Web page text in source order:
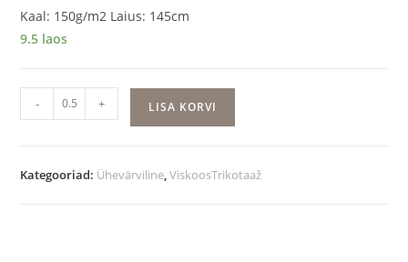
Kaal: 150g/m2 Laius: 145cm
9.5 laos
Helepruun
viskoos
- + LISA KORVI
Kategooriad: Ühevärviline ,ViskoosTrikotaaž